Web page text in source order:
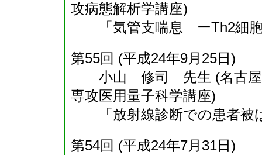
攻病態解析学講座)
「気管支喘息 ーTh2細胞
第55回 (平成24年9月25日)
小山 修司 先生 (名古屋大
専攻医用量子科学講座)
「放射線診断での患者被
第54回 (平成24年7月31日)